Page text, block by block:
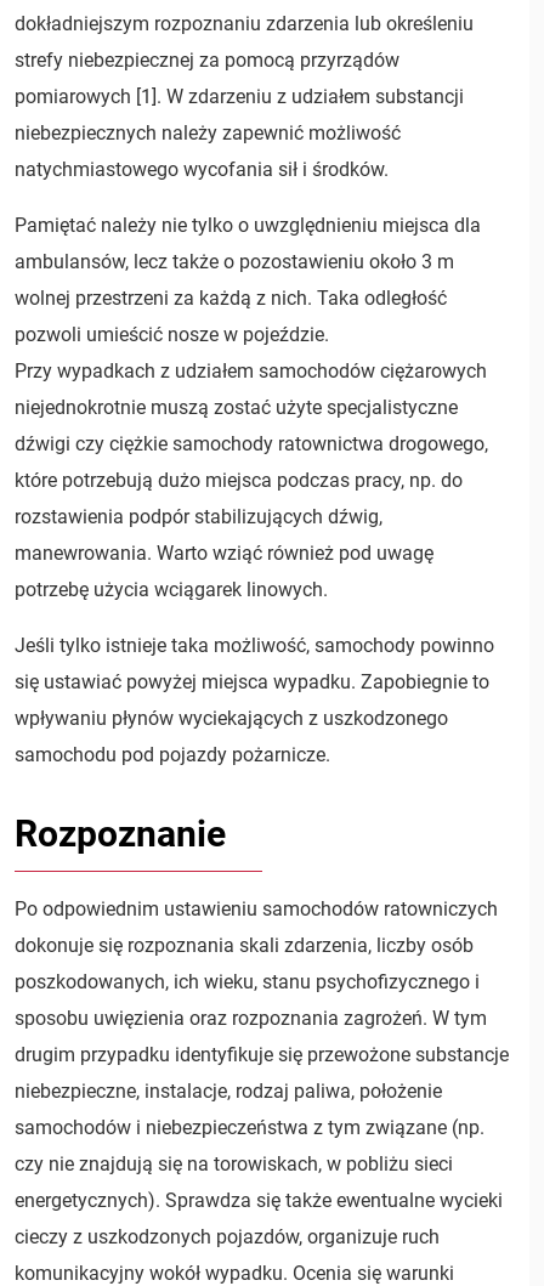
dokładniejszym rozpoznaniu zdarzenia lub określeniu
strefy niebezpiecznej za pomocą przyrządów
pomiarowych [1]. W zdarzeniu z udziałem substancji
niebezpiecznych należy zapewnić możliwość
natychmiastowego wycofania sił i środków.
Pamiętać należy nie tylko o uwzględnieniu miejsca dla
ambulansów, lecz także o pozostawieniu około 3 m
wolnej przestrzeni za każdą z nich. Taka odległość
pozwoli umieścić nosze w pojeździe.
Przy wypadkach z udziałem samochodów ciężarowych
niejednokrotnie muszą zostać użyte specjalistyczne
dźwigi czy ciężkie samochody ratownictwa drogowego,
które potrzebują dużo miejsca podczas pracy, np. do
rozstawienia podpór stabilizujących dźwig,
manewrowania. Warto wziąć również pod uwagę
potrzebę użycia wciągarek linowych.
Jeśli tylko istnieje taka możliwość, samochody powinno
się ustawiać powyżej miejsca wypadku. Zapobiegnie to
wpływaniu płynów wyciekających z uszkodzonego
samochodu pod pojazdy pożarnicze.
Rozpoznanie
Po odpowiednim ustawieniu samochodów ratowniczych
dokonuje się rozpoznania skali zdarzenia, liczby osób
poszkodowanych, ich wieku, stanu psychofizycznego i
sposobu uwięzienia oraz rozpoznania zagrożeń. W tym
drugim przypadku identyfikuje się przewożone substancje
niebezpieczne, instalacje, rodzaj paliwa, położenie
samochodów i niebezpieczeństwa z tym związane (np.
czy nie znajdują się na torowiskach, w pobliżu sieci
energetycznych). Sprawdza się także ewentualne wycieki
cieczy z uszkodzonych pojazdów, organizuje ruch
komunikacyjny wokół wypadku. Ocenia się warunki